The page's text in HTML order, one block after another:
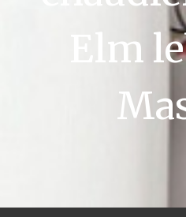
Elm